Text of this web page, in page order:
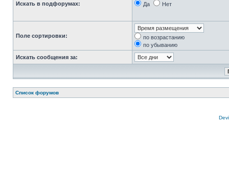
Искать в подфорумах: Да Нет
Поле сортировки:
по возрастанию
по убыванию
Искать сообщения за:
Список форумов